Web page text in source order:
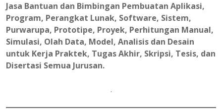
Jasa Bantuan dan Bimbingan Pembuatan Aplikasi,
Program, Perangkat Lunak, Software, Sistem,
Purwarupa, Prototipe, Proyek, Perhitungan Manual,
Simulasi, Olah Data, Model, Analisis dan Desain
untuk Kerja Praktek, Tugas Akhir, Skripsi, Tesis, dan
Disertasi Semua Jurusan.
.